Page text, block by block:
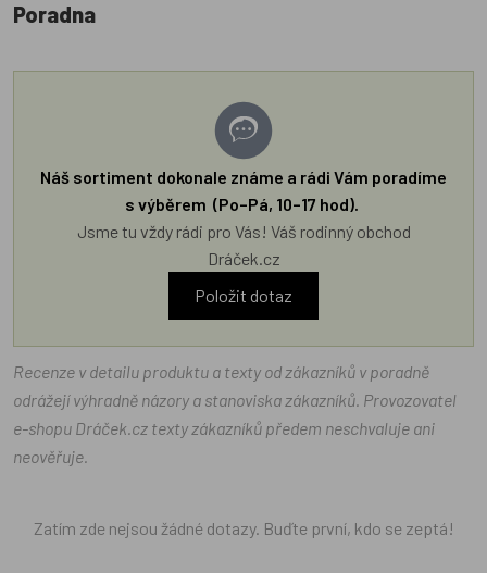
Poradna
Náš sortiment dokonale známe a rádi Vám poradíme
s výběrem (Po–Pá, 10–17 hod).
Jsme tu vždy rádi pro Vás! Váš rodinný obchod
Dráček.cz
Položit dotaz
Recenze v detailu produktu a texty od zákazníků v poradně
odrážejí výhradně názory a stanoviska zákazníků. Provozovatel
e-shopu Dráček.cz texty zákazníků předem neschvaluje ani
neověřuje.
Zatím zde nejsou žádné dotazy. Buďte první, kdo se zeptá!